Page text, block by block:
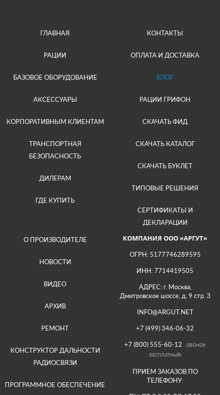
ГЛАВНАЯ
РАЦИИ
БАЗОВОЕ ОБОРУДОВАНИЕ
АКСЕССУАРЫ
КОРПОРАТИВНЫМ КЛИЕНТАМ
ТРАНСПОРТНАЯ
БЕЗОПАСНОСТЬ
ДИЛЕРАМ
ГДЕ КУПИТЬ
КОНТАКТЫ
ОПЛАТА И ДОСТАВКА
БЛОГ
РАЦИИ ГРИФОН
СКАЧАТЬ ФИД
СКАЧАТЬ КАТАЛОГ
СКАЧАТЬ БУКЛЕТ
ТИПОВЫЕ РЕШЕНИЯ
СЕРТИФИКАТЫ И
ДЕКЛАРАЦИИ
О ПРОИЗВОДИТЕЛЕ
НОВОСТИ
ВИДЕО
АРХИВ
РЕМОНТ
КОНСТРУКТОР ДАЛЬНОСТИ
РАДИОСВЯЗИ
ПРОГРАММНОЕ ОБЕСПЕЧЕНИЕ
КОМПАНИЯ ООО «АРГУТ»
ОГРН: 5177746289595
ИНН: 7714419505
АДРЕС: г. Москва,
Дмитровское шоссе, д. 9 стр. 3
INFO@ARGUT.NET
+7 (499) 346-06-32
+7 (800) 555-60-12
(ЗВОНОК
БЕСПЛАТНЫЙ)
ПРИЕМ ЗАКАЗОВ ПО
ТЕЛЕФОНУ: